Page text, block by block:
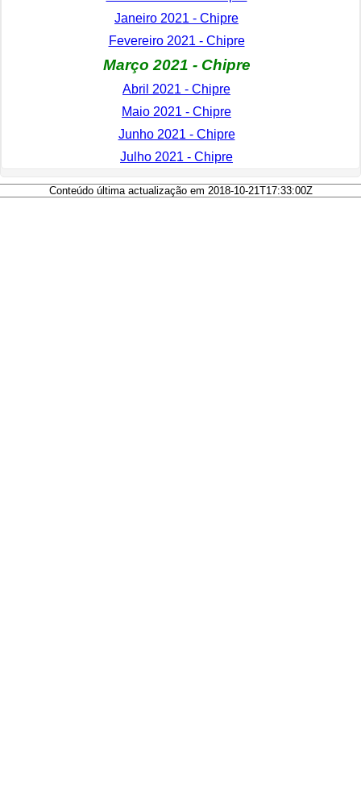
Janeiro 2021 - Chipre
Fevereiro 2021 - Chipre
Março 2021 - Chipre
Abril 2021 - Chipre
Maio 2021 - Chipre
Junho 2021 - Chipre
Julho 2021 - Chipre
Conteúdo última actualização em 2018-10-21T17:33:00Z